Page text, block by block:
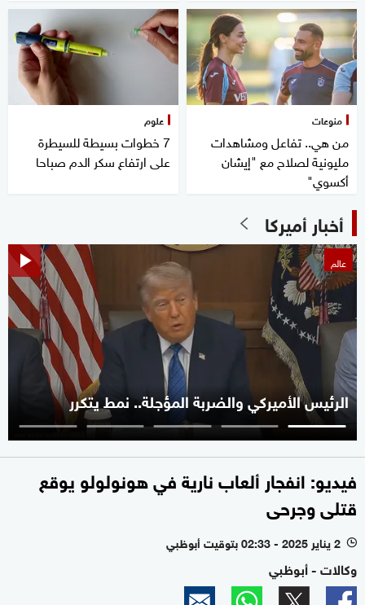
منوعات
من هي.. تفاعل ومشاهدات
مليونية لصلاح مع "إيشان
أكسوي"
علوم
7 خطوات بسيطة للسيطرة
على ارتفاع سكر الدم صباحا
أخبار أميركا
عالم
الرئيس الأميركي والضربة المؤجلة.. نمط يتكرر
فيديو: انفجار ألعاب نارية في هونولولو يوقع
قتلى وجرحى
l 2 يناير 2025 - 02:33 بتوقيت أبوظبي
وكالات - أبوظبي